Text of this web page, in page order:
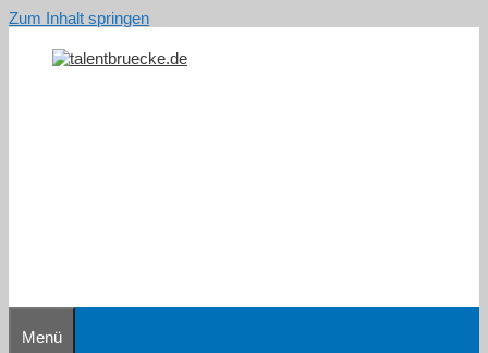
Zum Inhalt springen
Menü